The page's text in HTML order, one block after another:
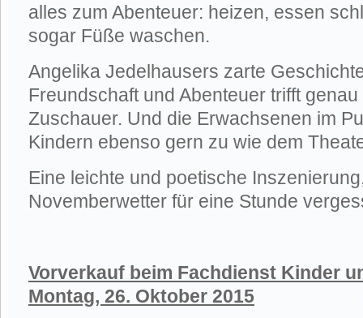
alles zum Abenteuer: heizen, essen
sogar Füße waschen.
Angelika Jedelhausers zarte
Freundschaft und Abenteuer trifft
Zuschauer. Und die Erwachsenen im
Kindern ebenso gern zu wie dem
Eine leichte und poetische
Novemberwetter für eine Stunde
Vorverkauf beim Fachdienst Kinder
Montag, 26. Oktober 2015